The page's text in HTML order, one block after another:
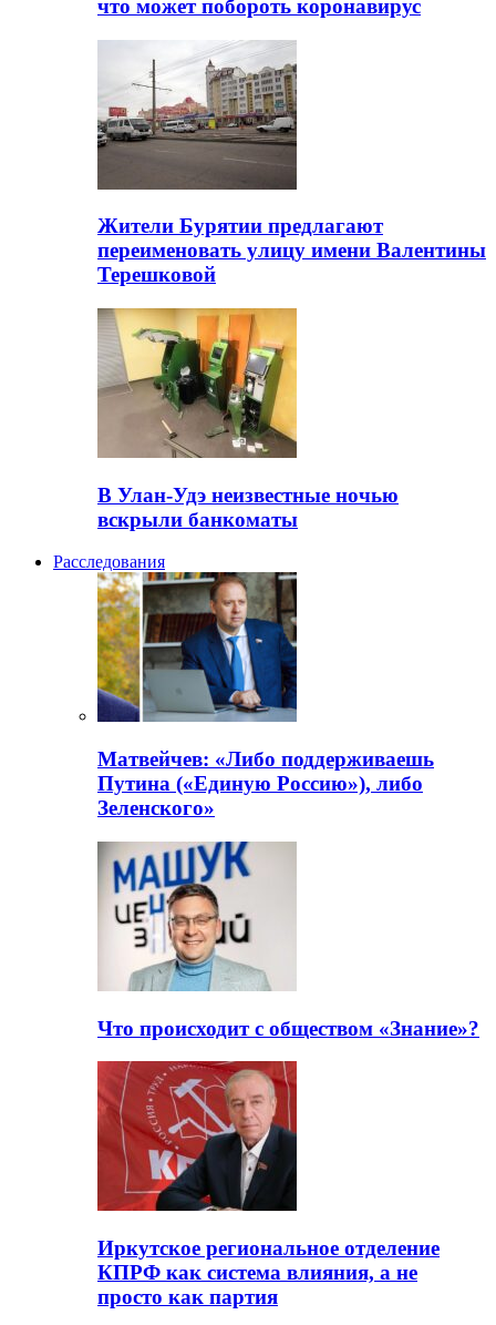
что может побороть коронавирус
Жители Бурятии предлагают
переименовать улицу имени Валентины
Терешковой
В Улан-Удэ неизвестные ночью
вскрыли банкоматы
Расследования
Матвейчев: «Либо поддерживаешь
Путина («Единую Россию»), либо
Зеленского»
Что происходит с обществом «Знание»?
Иркутское региональное отделение
КПРФ как система влияния, а не
просто как партия